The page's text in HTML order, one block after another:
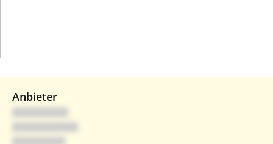
Anbieter